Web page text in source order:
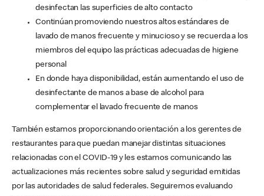
desinfectan las superficies de alto contacto
Continúan promoviendo nuestros altos estándares de
lavado de manos frecuente y minucioso y se recuerda a los
miembros del equipo las prácticas adecuadas de higiene
personal
En donde haya disponibilidad, están aumentando el uso de
desinfectante de manos a base de alcohol para
complementar el lavado frecuente de manos
También estamos proporcionando orientación a los gerentes de
restaurantes para que puedan manejar distintas situaciones
relacionadas con el COVID-19 y les estamos comunicando las
actualizaciones más recientes sobre salud y seguridad emitidas
por las autoridades de salud federales. Seguiremos evaluando